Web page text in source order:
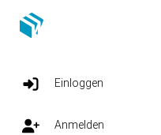
Einloggen
Anmelden